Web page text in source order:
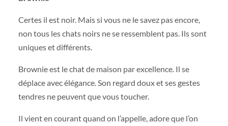
Certes il est noir. Mais si vous ne le savez pas encore,
non tous les chats noirs ne se ressemblent pas. Ils sont
uniques et différents.
Brownie est le chat de maison par excellence. Il se
déplace avec élégance. Son regard doux et ses gestes
tendres ne peuvent que vous toucher.
Il vient en courant quand on l’appelle, adore que l’on